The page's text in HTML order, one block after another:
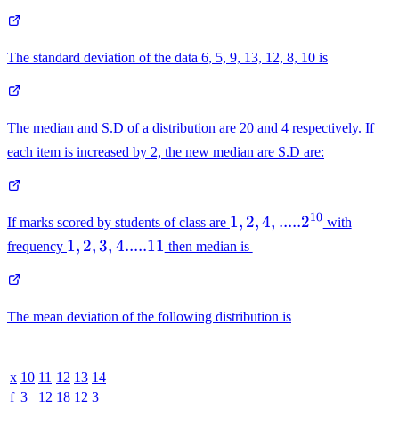
The standard deviation of the data 6, 5, 9, 13, 12, 8, 10 is
The median and S.D of a distribution are 20 and 4 respectively. If
each item is increased by 2, the new median are S.D are:
If marks scored by students of class are 1, 2, 4,
.....2^{10}
1, 2, 4, .....210 with
frequency 1, 2,
1, 2, 3, 4.....11 then median is
The mean deviation of the following distribution is
x 10 11 12 13 14
f 3 12 18 12 3